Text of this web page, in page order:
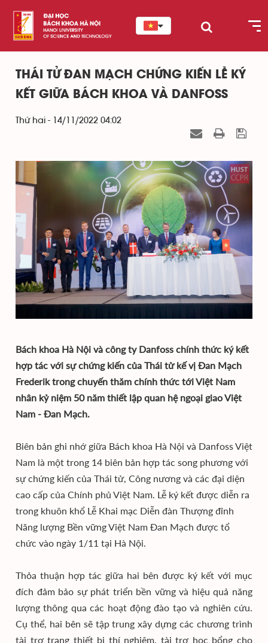
THÁI TỬ ĐAN MẠCH CHỨNG KIẾN LỄ KÝ
KẾT GIỮA BÁCH KHOA VÀ DANFOSS
Thứ hai - 14/11/2022 04:02
Bách khoa Hà Nội và công ty Danfoss chính thức ký kết
hợp tác với sự chứng kiến của Thái tử kế vị Đan Mạch
Frederik trong chuyến thăm chính thức tới Việt Nam
nhân kỷ niệm 50 năm thiết lập quan hệ ngoại giao Việt
Nam - Đan Mạch.
Biên bản ghi nhớ giữa Bách khoa Hà Nội và Danfoss Việt
Nam là một trong 14 biên bản hợp tác song phương với
sự chứng kiến của Thái tử, Công nương và các đại diện
cao cấp của Chính phủ Việt Nam. Lễ ký kết được diễn ra
trong khuôn khổ Lễ Khai mạc Diễn đàn Thượng đỉnh
Năng lượng Bền vững Việt Nam Đan Mạch được tổ
chức vào ngày 1/11 tại Hà Nội.
Thỏa thuận hợp tác giữa hai bên được ký kết với mục
đích đảm bảo sự phát triển bền vững và hiệu quả năng
lượng thông qua các hoạt động đào tạo và nghiên cứu.
Cụ thể, hai bên sẽ tập trung xây dựng các chương trình
tài trợ trang thiết bị thí nghiệm, tài trợ học bổng cho